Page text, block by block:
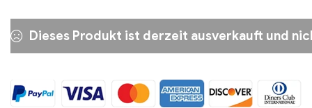
Dieses Produkt ist derzeit ausverkauft und